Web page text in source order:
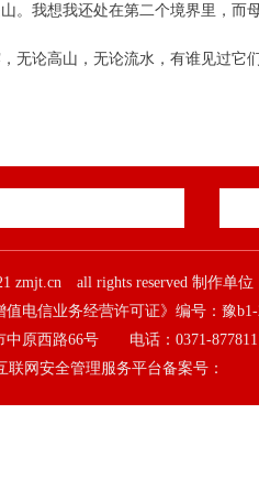
我想我还处在第二个境界里，
论高山，无论流水，有谁见过
zmjt.cn all rights reserved 制作单
值电信业务经营许可证》编号：豫b1-
中原西路66号 电话：0371-
联网安全管理服务平台备案号：